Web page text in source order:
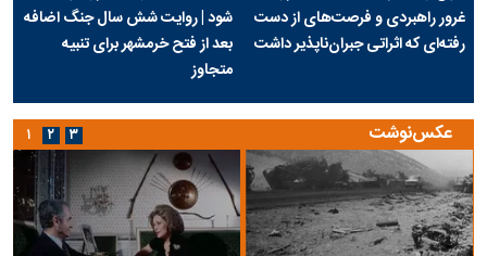
غرور راهبردی و فرصت‌های از دست
رفته‌ای که اثراتی جبران‌ناپذیر داشت
شود | روایت شش سال جنگ اضافه
بعد از فتح خرمشهر برای تنبیه
متجاوز
عکس‌نوشت ۱ ۲ ۳